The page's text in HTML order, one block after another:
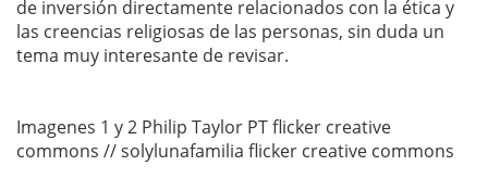
de inversión directamente relacionados con la ética y
las creencias religiosas de las personas, sin duda un
tema muy interesante de revisar.
Imagenes 1 y 2 Philip Taylor PT flicker creative
commons // solylunafamilia flicker creative commons